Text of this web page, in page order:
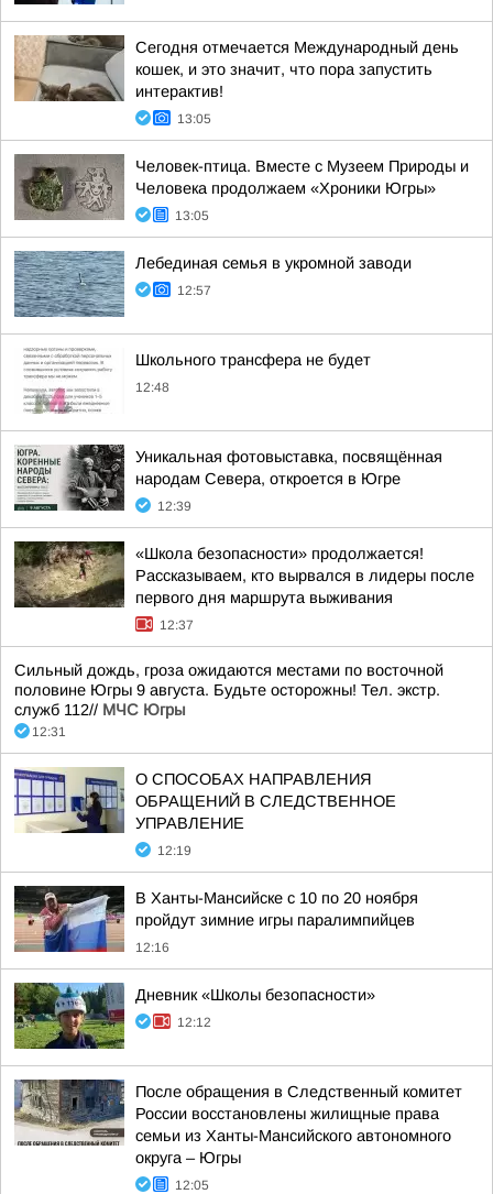
Сегодня отмечается Международный день
кошек, и это значит, что пора запустить
интерактив!
13:05
Человек-птица. Вместе с Музеем Природы и
Человека продолжаем «Хроники Югры»
13:05
Лебединая семья в укромной заводи
12:57
Школьного трансфера не будет
12:48
Уникальная фотовыставка, посвящённая
народам Севера, откроется в Югре
12:39
«Школа безопасности» продолжается!
Рассказываем, кто вырвался в лидеры после
первого дня маршрута выживания
12:37
Сильный дождь, гроза ожидаются местами по восточной
половине Югры 9 августа. Будьте осторожны! Тел. экстр.
служб 112// МЧС Югры
12:31
О СПОСОБАХ НАПРАВЛЕНИЯ
ОБРАЩЕНИЙ В СЛЕДСТВЕННОЕ
УПРАВЛЕНИЕ
12:19
В Ханты-Мансийске с 10 по 20 ноября
пройдут зимние игры паралимпийцев
12:16
Дневник «Школы безопасности»
12:12
После обращения в Следственный комитет
России восстановлены жилищные права
семьи из Ханты-Мансийского автономного
округа – Югры
12:05